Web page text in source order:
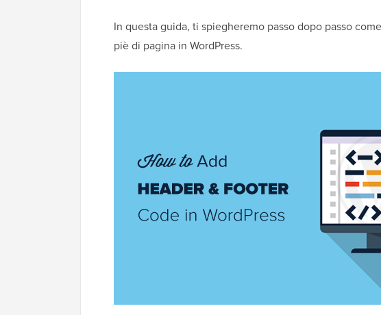
In questa guida, ti spiegheremo passo dopo passo
piè di pagina in WordPress.